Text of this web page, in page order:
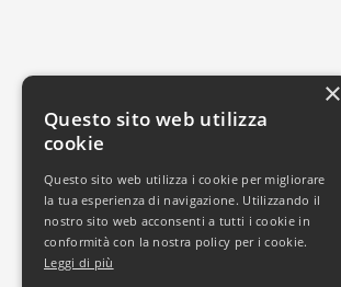
×
Questo sito web utilizza
cookie
Questo sito web utilizza i cookie per migliorare
la tua esperienza di navigazione. Utilizzando il
nostro sito web acconsenti a tutti i cookie in
conformità con la nostra policy per i cookie.
Leggi di più